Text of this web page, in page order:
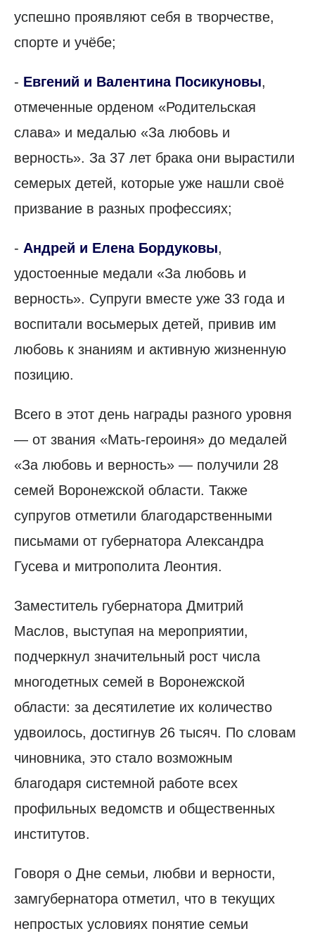
успешно проявляют себя в творчестве,
спорте и учёбе;
- Евгений и Валентина Посикуновы,
отмеченные орденом «Родительская
слава» и медалью «За любовь и
верность». За 37 лет брака они вырастили
семерых детей, которые уже нашли своё
призвание в разных профессиях;
- Андрей и Елена Бордуковы,
удостоенные медали «За любовь и
верность». Супруги вместе уже 33 года и
воспитали восьмерых детей, привив им
любовь к знаниям и активную жизненную
позицию.
Всего в этот день награды разного уровня
— от звания «Мать-героиня» до медалей
«За любовь и верность» — получили 28
семей Воронежской области. Также
супругов отметили благодарственными
письмами от губернатора Александра
Гусева и митрополита Леонтия.
Заместитель губернатора Дмитрий
Маслов, выступая на мероприятии,
подчеркнул значительный рост числа
многодетных семей в Воронежской
области: за десятилетие их количество
удвоилось, достигнув 26 тысяч. По словам
чиновника, это стало возможным
благодаря системной работе всех
профильных ведомств и общественных
институтов.
Говоря о Дне семьи, любви и верности,
замгубернатора отметил, что в текущих
непростых условиях понятие семьи